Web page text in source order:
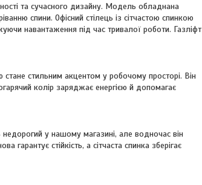
та сучасного дизайну. Модель обладнана
спини. Офісний стілець із сітчастою спинкою
навантаження під час тривалої роботи. Газліфт
стильним акцентом у робочому просторі. Він
колір заряджає енергією й допомагає
недорогий у нашому магазині, але водночас він
гарантує стійкість, а сітчаста спинка зберігає